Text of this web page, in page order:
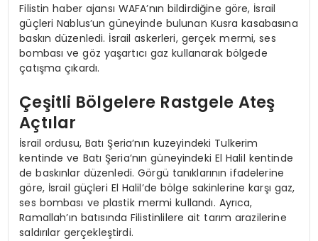
Filistin haber ajansı WAFA’nın bildirdiğine göre, İsrail
güçleri Nablus’un güneyinde bulunan Kusra kasabasına
baskın düzenledi. İsrail askerleri, gerçek mermi, ses
bombası ve göz yaşartıcı gaz kullanarak bölgede
çatışma çıkardı.
Çeşitli Bölgelere Rastgele Ateş
Açtılar
İsrail ordusu, Batı Şeria’nın kuzeyindeki Tulkerim
kentinde ve Batı Şeria’nın güneyindeki El Halil kentinde
de baskınlar düzenledi. Görgü tanıklarının ifadelerine
göre, İsrail güçleri El Halil’de bölge sakinlerine karşı gaz,
ses bombası ve plastik mermi kullandı. Ayrıca,
Ramallah’ın batısında Filistinlilere ait tarım arazilerine
saldırılar gerçekleştirdi.